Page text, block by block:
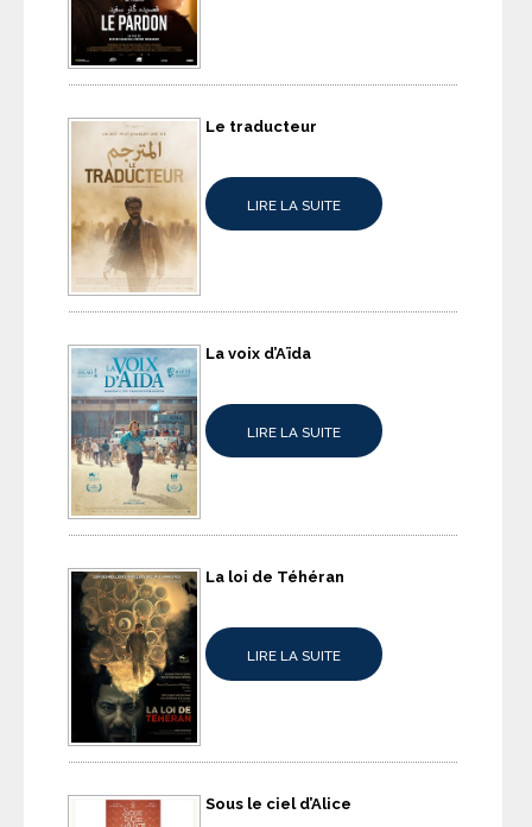
Le traducteur
LIRE LA SUITE
La voix d’Aïda
LIRE LA SUITE
La loi de Téhéran
LIRE LA SUITE
Sous le ciel d’Alice